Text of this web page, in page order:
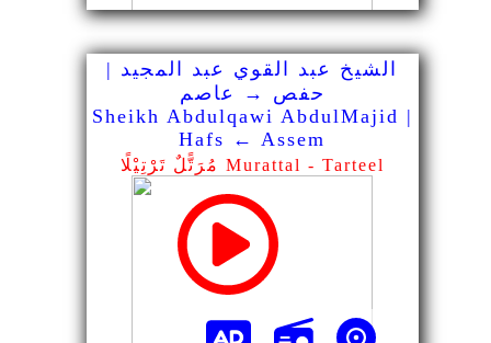
الشيخ عبد القوي عبد المجيد |
حفص → عاصم
Sheikh Abdulqawi AbdulMajid |
Hafs ← Assem
مُرَتًّلٌ تَرْتِيْلًا Murattal - Tarteel